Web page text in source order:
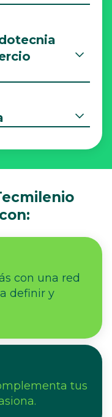
con una red
definir y
tus